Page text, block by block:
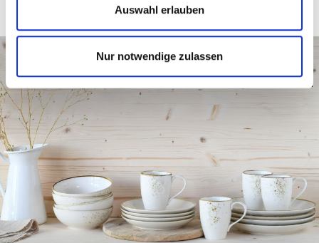
Auswahl erlauben
Nur notwendige zulassen